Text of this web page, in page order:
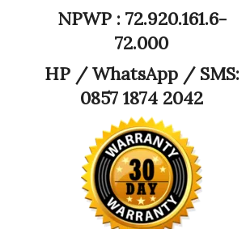
NPWP : 72.920.161.6-
72.000
HP /WhatsApp / SMS:
0857 1874 2042